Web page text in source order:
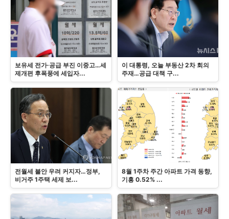
보유세 전가·공급 부진 이중고…세
제개편 후폭풍에 세입자...
이 대통령, 오늘 부동산 2차 회의
주재…공급 대책 구...
전월세 불안 우려 커지자…정부,
비거주 1주택 세제 보...
8월 1주차 주간 아파트 가격 동향,
기흥 0.52% ...